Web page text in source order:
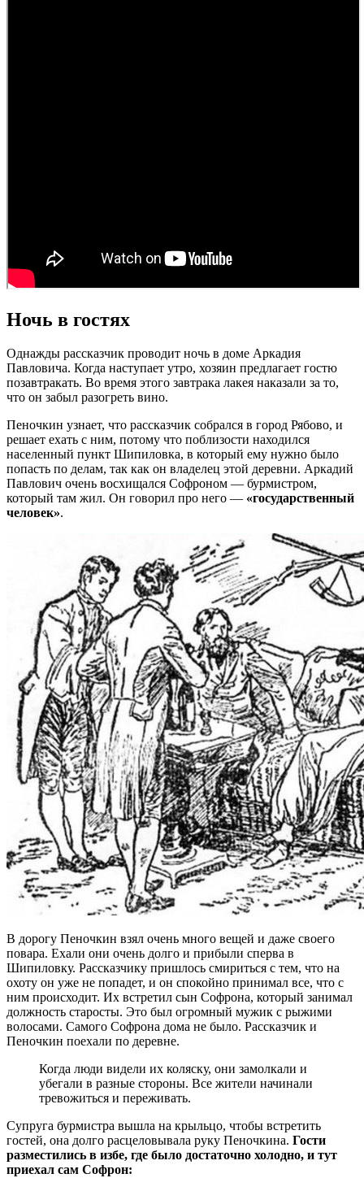
Ночь в гостях
Однажды рассказчик проводит ночь в доме Аркадия
Павловича. Когда наступает утро, хозяин предлагает гостю
позавтракать. Во время этого завтрака лакея наказали за то,
что он забыл разогреть вино.
Пеночкин узнает, что рассказчик собрался в город Рябово, и
решает ехать с ним, потому что поблизости находился
населенный пункт Шипиловка, в который ему нужно было
попасть по делам, так как он владелец этой деревни. Аркадий
Павлович очень восхищался Софроном — бурмистром,
который там жил. Он говорил про него — «государственный
человек».
В дорогу Пеночкин взял очень много вещей и даже своего
повара. Ехали они очень долго и прибыли сперва в
Шипиловку. Рассказчику пришлось смириться с тем, что на
охоту он уже не попадет, и он спокойно принимал все, что с
ним происходит. Их встретил сын Софрона, который занимал
должность старосты. Это был огромный мужик с рыжими
волосами. Самого Софрона дома не было. Рассказчик и
Пеночкин поехали по деревне.
Когда люди видели их коляску, они замолкали и
убегали в разные стороны. Все жители начинали
тревожиться и переживать.
Супруга бурмистра вышла на крыльцо, чтобы встретить
гостей, она долго расцеловывала руку Пеночкина. Гости
разместились в избе, где было достаточно холодно, и тут
приехал сам Софрон: